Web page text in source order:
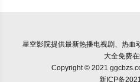
星空影院提供最新热播电视剧、热血
大全免费
Copyright © 2021
新ICP备